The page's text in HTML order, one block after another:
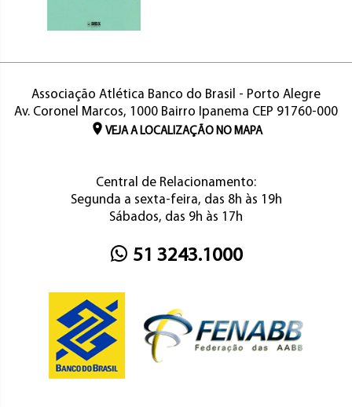
Associação Atlética Banco do Brasil - Porto Alegre
Av. Coronel Marcos, 1000 Bairro Ipanema CEP 91760-000
VEJA A LOCALIZAÇÃO NO MAPA
Central de Relacionamento:
Segunda a sexta-feira, das 8h às 19h
Sábados, das 9h às 17h
51 3243.1000